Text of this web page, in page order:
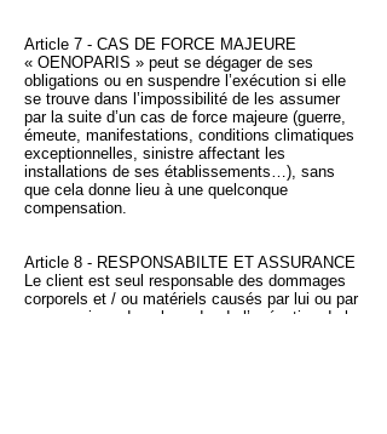
Article 7 - CAS DE FORCE MAJEURE
« OENOPARIS » peut se dégager de ses
obligations ou en suspendre l’exécution si elle
se trouve dans l’impossibilité de les assumer
par la suite d’un cas de force majeure (guerre,
émeute, manifestations, conditions climatiques
exceptionnelles, sinistre affectant les
installations de ses établissements…), sans
que cela donne lieu à une quelconque
compensation.
Article 8 - RESPONSABILTE ET ASSURANCE
Le client est seul responsable des dommages
corporels et / ou matériels causés par lui ou par
ses convives dans le cadre de l’exécution de la